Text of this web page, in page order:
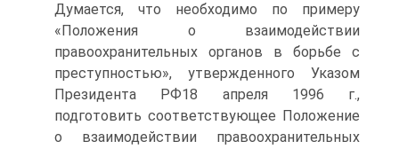
Думается, что необходимо по примеру
«Положения о взаимодействии
правоохранительных органов в борьбе с
преступностью», утвержденного Указом
Президента РФ18 апреля 1996 г.,
подготовить соответствующее Положение
о взаимодействии правоохранительных